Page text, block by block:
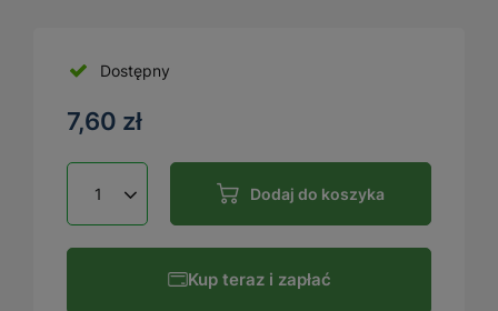
Dostępny
7,60 zł
Dodaj do koszyka
Kup teraz i zapłać